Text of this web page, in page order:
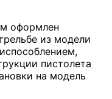
оформлен
из модели
пистолета
на модель